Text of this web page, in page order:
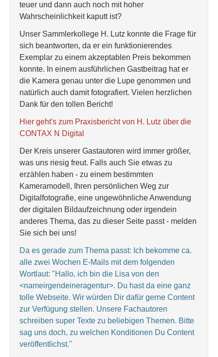
teuer und dann auch noch mit hoher
Wahrscheinlichkeit kaputt ist?
Unser Sammlerkollege H. Lutz konnte die Frage für
sich beantworten, da er ein funktionierendes
Exemplar zu einem akzeptablen Preis bekommen
konnte. In einem ausführlichen Gastbeitrag hat er
die Kamera genau unter die Lupe genommen und
natürlich auch damit fotografiert. Vielen herzlichen
Dank für den tollen Bericht!
Hier geht's zum Praxisbericht von H. Lutz über die
CONTAX N Digital
Der Kreis unserer Gastautoren wird immer größer,
was uns riesig freut. Falls auch Sie etwas zu
erzählen haben - zu einem bestimmten
Kameramodell, Ihren persönlichen Weg zur
Digitalfotografie, eine ungewöhnliche Anwendung
der digitalen Bildaufzeichnung oder irgendein
anderes Thema, das zu dieser Seite passt - melden
Sie sich bei uns!
Da es gerade zum Thema passt: Ich bekomme ca.
alle zwei Wochen E-Mails mit dem folgenden
Wortlaut: "Hallo, ich bin die Lisa von den
<nameirgendeineragentur>. Du hast da eine ganz
tolle Webseite. Wir würden Dir dafür gerne Content
zur Verfügung stellen. Unsere Fachautoren
schreiben super Texte zu beliebigen Themen. Bitte
sag uns doch, zu welchen Konditionen Du Content
veröffentlichst."